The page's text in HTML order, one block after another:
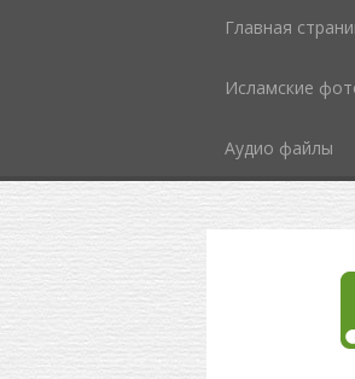
Главная
Исламcкие
Аудио файлы